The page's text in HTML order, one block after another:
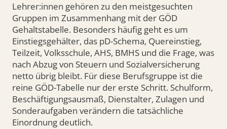
Lehrer:innen gehören zu den meistgesuchten
Gruppen im Zusammenhang mit der GÖD
Gehaltstabelle. Besonders häufig geht es um
Einstiegsgehälter, das pD-Schema, Quereinstieg,
Teilzeit, Volksschule, AHS, BMHS und die Frage, was
nach Abzug von Steuern und Sozialversicherung
netto übrig bleibt. Für diese Berufsgruppe ist die
reine GÖD-Tabelle nur der erste Schritt. Schulform,
Beschäftigungsausmaß, Dienstalter, Zulagen und
Sonderaufgaben verändern die tatsächliche
Einordnung deutlich.